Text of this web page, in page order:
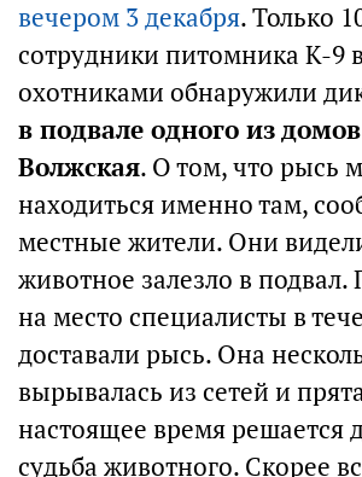
вечером 3 декабря. Только
сотрудники питомника К-9
охотниками обнаружили
в подвале одного из
Волжская. О том, что рысь
находиться именно там,
местные жители. Они
животное залезло в
на место специалисты в
доставали рысь. Она
вырывалась из сетей и
настоящее время решается
судьба животного. Скорее